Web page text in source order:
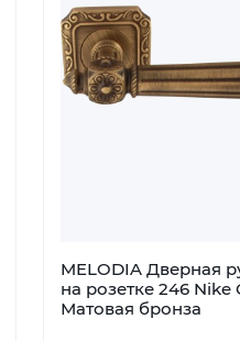
MELODIA Дверная
на розетке 246 Nike
Матовая бронза